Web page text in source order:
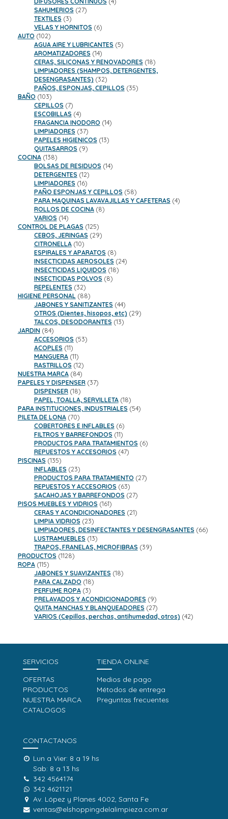
SAHUMERIOS 2727
TEXTILES 33
productos
VELAS Y HORNITOS 66
AUTO 102102
productos
AGUA AIRE Y LUBRICANTES 55
AROMATIZADORES 1414
productos
CERAS, SILICONAS Y RENOVADORES 1818
productos
LIMPIADORES (SHAMPOS, DETERGENTES,
DESENGRASANTES) 3232
productos
PAÑOS, ESPONJAS, CEPILLOS 3535
BAÑO 103103
productos
CEPILLOS 77
productos
ESCOBILLAS 44
productos
FRAGANCIA INODORO 1414
LIMPIADORES 3737
productos
PAPELES HIGIENICOS 1313
QUITASARROS 99
COCINA 138138
productos
BOLSAS DE RESIDUOS 1414
DETERGENTES 1212
productos
LIMPIADORES 1616
productos
PAÑO ESPONJAS Y CEPILLOS 5858
productos
PARA MAQUINAS LAVAVAJILLAS Y CAFETERAS 44
ROLLOS DE COCINA 88
VARIOS 1414
productos
CONTROL DE PLAGAS 125125
productos
CEBOS, JERINGAS 2929
CITRONELLA 1010
productos
ESPIRALES Y APARATOS 88
productos
INSECTICIDAS AEROSOLES 2424
INSECTICIDAS LIQUIDOS 1818
INSECTICIDAS POLVOS 88
REPELENTES 3232
productos
HIGIENE PERSONAL 8888
productos
JABONES Y SANITIZANTES 4444
productos
OTROS (Dientes, hisopos, etc) 2929
TALCOS, DESODORANTES 1313
JARDIN 8484
productos
ACCESORIOS 5353
ACOPLES 1111
productos
MANGUERA 1111
productos
RASTRILLOS 1212
productos
NUESTRA MARCA 8484
productos
PAPELES Y DISPENSER 3737
DISPENSER 1818
productos
PAPEL, TOALLA, SERVILLETA 1818
productos
PARA INSTITUCIONES, INDUSTRIALES 5454
PILETA DE LONA 7070
productos
COBERTORES E INFLABLES 66
productos
FILTROS Y BARREFONDOS 1111
productos
PRODUCTOS PARA TRATAMIENTOS 66
REPUESTOS Y ACCESORIOS 4747
PISCINAS 135135
productos
INFLABLES 2323
productos
PRODUCTOS PARA TRATAMIENTO 2727
REPUESTOS Y ACCESORIOS 6363
productos
SACAHOJAS Y BARREFONDOS 2727
PISOS MUEBLES Y VIDRIOS 161161
productos
CERAS Y ACONDICIONADORES 2121
LIMPIA VIDRIOS 2323
productos
LIMPIADORES, DESINFECTANTES Y DESENGRASANTES 6666
LUSTRAMUEBLES 1313
productos
TRAPOS, FRANELAS, MICROFIBRAS 3939
PRODUCTOS 11281128
ROPA 115115
productos
JABONES Y SUAVIZANTES 1818
PARA CALZADO 1818
PERFUME ROPA 33
productos
PRELAVADOS Y ACONDICIONADORES 99
productos
QUITA MANCHAS Y BLANQUEADORES 2727
productos
VARIOS (Cepillos, perchas, antihumedad, otros) 4242
SERVICIOS
OFERTAS
PRODUCTOS
NUESTRA MARCA
CATALOGOS
TIENDA ONLINE
Medios de pago
Métodos de entrega
Preguntas frecuentes
CONTACTANOS
Lun a Vier: 8 a 19 hs
Sab: 8 a 13 hs
342 4564174
342 4621121
Av. López y Planes 4002, Santa Fe
ventas@elshoppingdelalimpieza.com.ar